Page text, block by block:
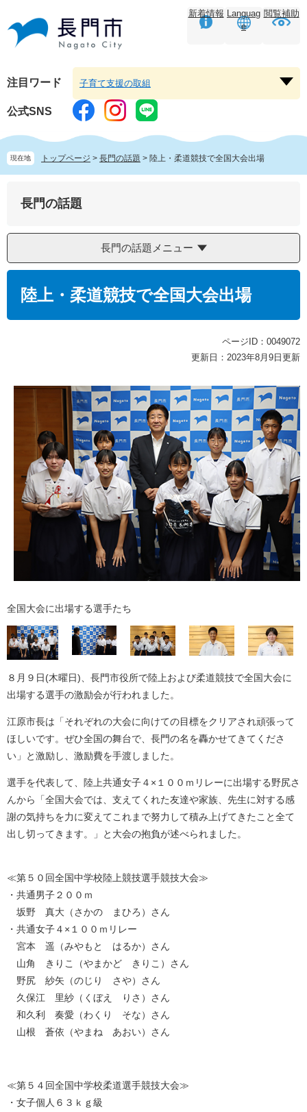
頭
す。
飛
し
本
文
へ
新着情報 Languag
e
閲覧補助
注目ワード
ー
子育て支援の取組
公式SNS
現在地 トップページ > 長門の話題 > 陸上・柔道競技で全国大会出場
長門の話題
長門の話題メニュー
陸上・柔道競技で全国大会出場
ページID：0049072
更新日：2023年8月9日更新
全国大会に出場する選手たち
８月９日(木曜日)、長門市役所で陸上および柔道競技で全国大会に
出場する選手の激励会が行われました。
江原市長は「それぞれの大会に向けての目標をクリアされ頑張って
ほしいです。ぜひ全国の舞台で、長門の名を轟かせてきてくださ
い」と激励し、激励費を手渡しました。
選手を代表して、陸上共通女子４×１００ｍリレーに出場する野尻さ
んから「全国大会では、支えてくれた友達や家族、先生に対する感
謝の気持ちを力に変えてこれまで努力して積み上げてきたこと全て
出し切ってきます。」と大会の抱負が述べられました。
≪第５０回全国中学校陸上競技選手競技大会≫
・共通男子２００ｍ
​坂野 真大（さかの まひろ）さん
・共通女子４×１００ｍリレー
宮本 遥（みやもと はるか）さん
山角 きりこ（やまかど きりこ）さん
野尻 紗矢（のじり さや）さん
久保江 里紗（くぼえ りさ）さん
和久利 奏愛（わくり そな）さん
山根 蒼依（やまね あおい）さん
≪第５４回全国中学校柔道選手競技大会≫
・女子個人６３ｋｇ級